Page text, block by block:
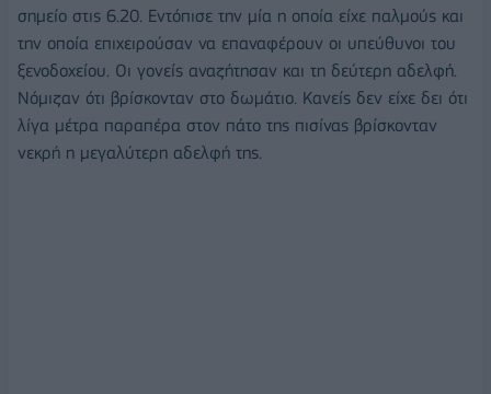
σημείο στις 6.20. Εντόπισε την μία η οποία είχε παλμούς και
την οποία επιχειρούσαν να επαναφέρουν οι υπεύθυνοι του
ξενοδοχείου. Οι γονείς αναζήτησαν και τη δεύτερη αδελφή.
Νόμιζαν ότι βρίσκονταν στο δωμάτιο. Κανείς δεν είχε δει ότι
λίγα μέτρα παραπέρα στον πάτο της πισίνας βρίσκονταν
νεκρή η μεγαλύτερη αδελφή της.